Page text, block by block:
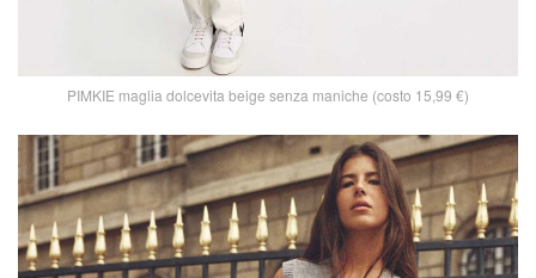
PIMKIE maglia dolcevita beige senza maniche (costo 15,99 €)